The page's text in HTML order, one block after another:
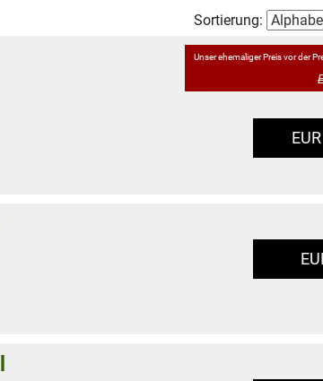
Sortierung:
Unser ehemaliger Preis vor der